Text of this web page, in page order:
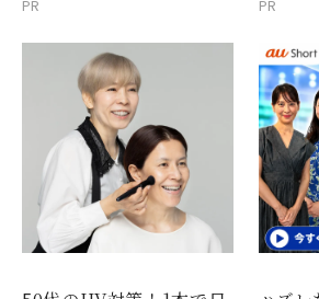
PR PR